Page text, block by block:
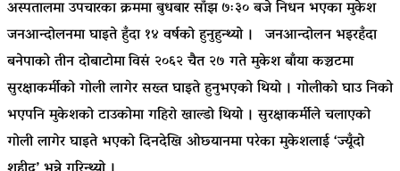
अस्पतालमा उपचारका क्रममा बुधबार साँझ७ः३०बजे निधन भएका मुकेश
जनआन्दोलनमा घाइते हुँदा १४ वर्षको हुनुहुन्थ्यो । जनआन्दोलन भइरहँदा
बनेपाको तीन दोबाटोमाविसं २०६२ चैत २७ गते मुकेशबाँयाकञ्चटमा
सुरक्षाकर्मीको गोली लागेर सख्त घाइते हुनुभएको थियो । गोलीको घाउ निको
भएपनि मुकेशको टाउकोमा गहिरो खाल्डो थियो । सुरक्षाकर्मीले चलाएको
गोली लागेर घाइते भएको दिनदेखि ओछ्यानमा परेका मुकेशलाई ‘ज्यूँदो